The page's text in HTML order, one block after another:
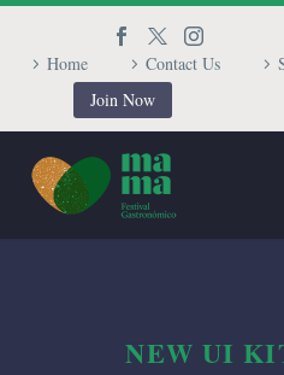
Home Contact Us
Join Now
NEW UI